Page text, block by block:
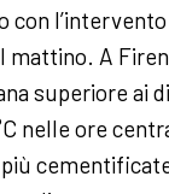
con
mattino. A
superiore ai
nelle ore